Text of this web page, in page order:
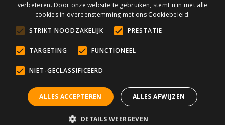
Tel: 076-3030554
Email: info@onderhoudshop.nl
KVK: 59667419
Algemene Voorwaarden
Copyright © 2019 Onderhoud Shop
© Onderhoudshop.nl - Onderdeel van: Van den Heuvel & Van
Duuren
verbeteren. Door onze website te gebruiken, stemt u in met alle
cookies in overeenstemming met ons Cookiebeleid.
STRIKT NOODZAKELIJK
PRESTATIE
TARGETING FUNCTIONEEL
NIET-GECLASSIFICEERD
ALLES ACCEPTEREN ALLES AFWIJZEN
DETAILS WEERGEVEN